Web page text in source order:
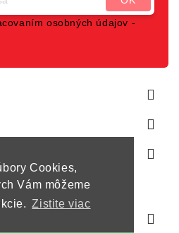
Cookies,
Vám môžeme
Zistite viac
osobných údajov -



